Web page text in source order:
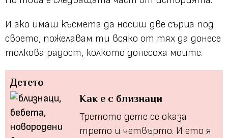
И ако имаш късмета да носиш две сърца под
своето, пожелавам ти всяко от тях да донесе
толкова радост, колкото донесоха моите.
Детето
Как е с близнаци
Третото дете се оказа
трето и четвърто. И ето я